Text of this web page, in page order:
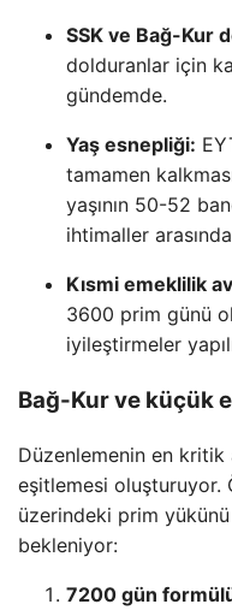
SSK ve Bağ-Kur
dolduranlar için
gündemde.
Yaş esnepliği:
tamamen
yaşının 50-52
ihtimaller
Kısmi emeklilik
3600 prim günü
iyileştirmeler
Bağ-Kur ve küçük
Düzenlemenin en kritik
eşitlemesi oluşturuyor.
üzerindeki prim
bekleniyor:
7200 gün